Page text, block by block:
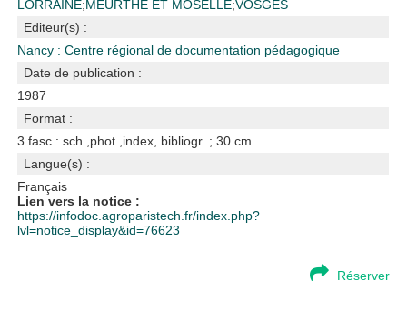
LORRAINE;MEURTHE ET MOSELLE;VOSGES
Editeur(s) :
Nancy : Centre régional de documentation pédagogique
Date de publication :
1987
Format :
3 fasc : sch.,phot.,index, bibliogr. ; 30 cm
Langue(s) :
Français
Lien vers la notice :
https://infodoc.agroparistech.fr/index.php?
lvl=notice_display&id=76623
Réserver